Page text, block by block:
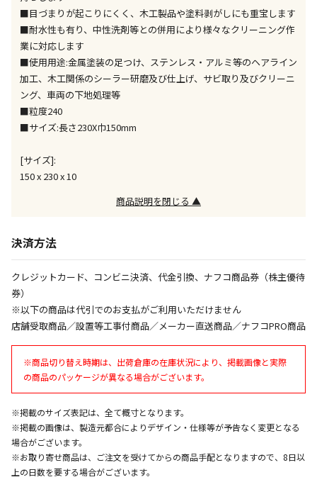
※ほか商品との同時購入はできません。お手数です
が、ご購入手続きを分けてお買い求めください
※支払い方法の代金引換は選択できません。
※電話注文はできません。
宅配のみでお届けする商品です（店舗受取は選択でき
ません）
ただし、メーカーの営業日に基づき出荷手続きを行う
また、日曜・祝日や年末年始などの長期休業期間中
設置工事代金も含まれた商品です
お見積商品です。金額・施工日はお打ち合わせの上、
決定となります。
お見積商品です。金額・施工日はお打ち合わせの上、
エアコンの取付工事が必要な商品です。別途費用が発
生する場合がございます。
■目づまりが起こりにくく、木工製品や塗料剥がしにも重宝します
■耐水性も有り、中性洗剤等との併用により様々なクリーニング作
業に対応します
■使用用途:金属塗装の足つけ、ステンレス・アルミ等のヘアライン
加工、木工関係のシーラー研磨及び仕上げ、サビ取り及びクリーニ
ング、車両の下地処理等
■粒度240
■サイズ:長さ230X巾150mm
[サイズ]:
150 x 230 x 10
商品説明を閉じる ▲
決済方法
クレジットカード、コンビニ決済、代金引換、ナフコ商品券（株主優待
券）
※以下の商品は代引でのお支払がご利用いただけません
店舗受取商品／設置等工事付商品／メーカー直送商品／ナフコPRO商品
※商品切り替え時期は、出荷倉庫の在庫状況により、掲載画像と実際
の商品のパッケージが異なる場合がございます。
※掲載のサイズ表記は、全て概寸となります。
※掲載の画像は、製造元都合によりデザイン・仕様等が予告なく変更となる
場合がございます。
※お取り寄せ商品は、ご注文を受けてからの商品手配となりますので、8日以
上の日数を要する場合がございます。